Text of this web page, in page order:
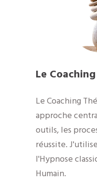
Le
Le Coaching
approche
outils, les
réussite.
l'Hypnose
Humain.